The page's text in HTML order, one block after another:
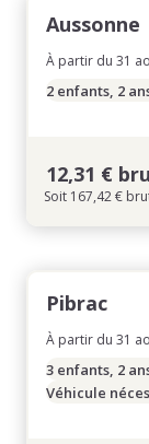
Aussonne
À partir du 31
2 enfants, 2
12,31 €
Soit 167,42 €
Pibrac
À partir du 31
3 enfants, 2
Véhicule